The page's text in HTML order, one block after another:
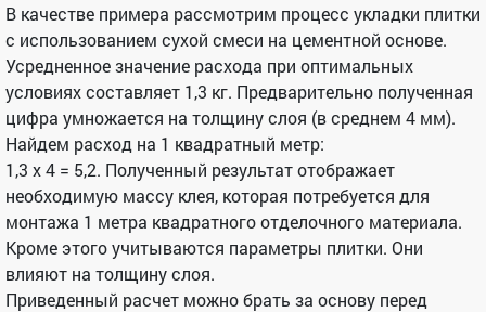
В качестве примера рассмотрим процесс укладки плитки
с использованием сухой смеси на цементной основе.
Усредненное значение расхода при оптимальных
условиях составляет 1,3 кг. Предварительно полученная
цифра умножается на толщину слоя (в среднем 4 мм).
Найдем расход на 1 квадратный метр:
1,3 х 4 = 5,2. Полученный результат отображает
необходимую массу клея, которая потребуется для
монтажа 1 метра квадратного отделочного материала.
Кроме этого учитываются параметры плитки. Они
влияют на толщину слоя.
Приведенный расчет можно брать за основу перед